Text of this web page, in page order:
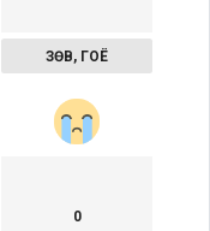
ЗӨВ, ГОЁ
0